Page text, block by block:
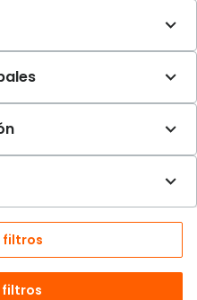
filtros
filtros